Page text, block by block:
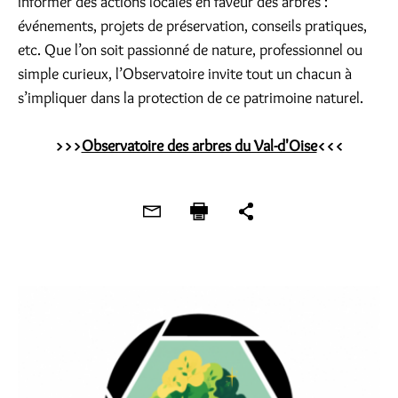
événements, projets de préservation, conseils pratiques,
etc. Que l’on soit passionné de nature, professionnel ou
simple curieux, l’Observatoire invite tout un chacun à
s’impliquer dans la protection de ce patrimoine naturel.
>>>Observatoire des arbres du Val-d'Oise<<<